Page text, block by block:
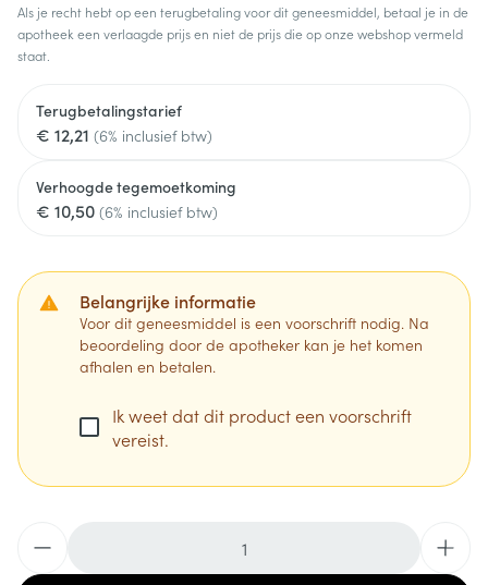
Als je recht hebt op een terugbetaling voor dit geneesmiddel, betaal je in de
apotheek een verlaagde prijs en niet de prijs die op onze webshop vermeld
staat.
Terugbetalingstarief
€ 12,21 (6% inclusief btw)
Verhoogde tegemoetkoming
€ 10,50 (6% inclusief btw)
Belangrijke informatie
Voor dit geneesmiddel is een voorschrift nodig. Na
beoordeling door de apotheker kan je het komen
afhalen en betalen.
Ik weet dat dit product een voorschrift
vereist.